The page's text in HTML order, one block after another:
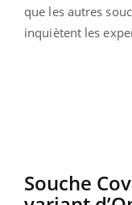
que les autres
inquiètent les
Souche